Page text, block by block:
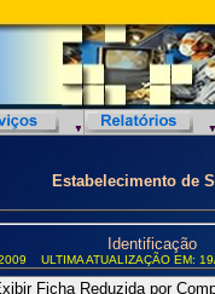
Estabelecimento de
Identificação
ULTIMA ATUALIZAÇÃO EM: